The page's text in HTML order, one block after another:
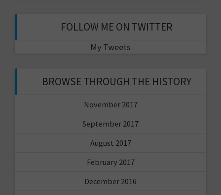
FOLLOW ME ON TWITTER
My Tweets
BROWSE THROUGH THE HISTORY
November 2017
September 2017
August 2017
February 2017
December 2016